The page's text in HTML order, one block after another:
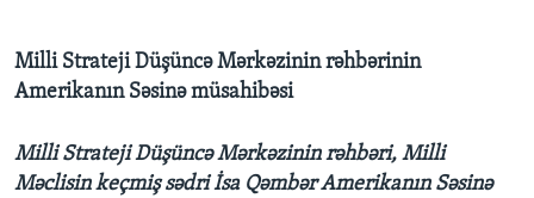
Milli Strateji Düşüncə Mərkəzinin rəhbərinin
Amerikanın Səsinə müsahibəsi
Milli Strateji Düşüncə Mərkəzinin rəhbəri, Milli
Məclisin keçmiş sədri İsa Qəmbər Amerikanın Səsinə